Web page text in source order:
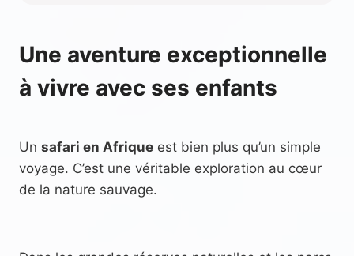
Une aventure exceptionnelle
à vivre avec ses enfants
Un safari en Afrique est bien plus qu’un simple
voyage. C’est une véritable exploration au cœur
de la nature sauvage.